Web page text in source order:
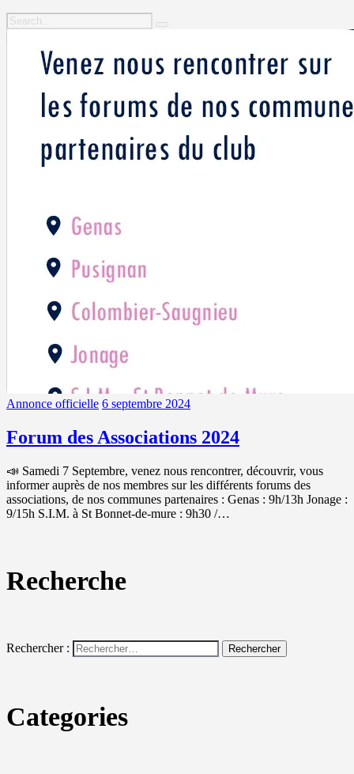
Annonce officielle 6 septembre 2024
Forum des Associations 2024
📣 Samedi 7 Septembre, venez nous rencontrer, découvrir, vous
informer auprès de nos membres sur les différents forums des
associations, de nos communes partenaires : Genas : 9h/13h Jonage :
9/15h S.I.M. à St Bonnet-de-mure : 9h30 /…
Recherche
Rechercher :
Categories